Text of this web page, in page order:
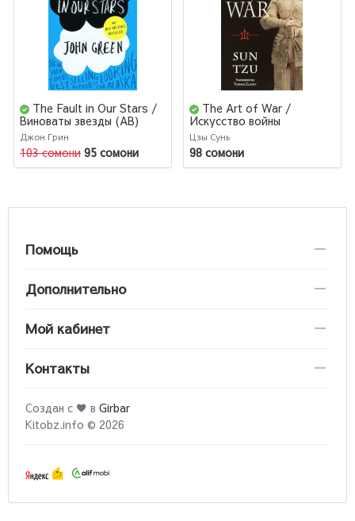
The Fault in Our Stars /
Виноваты звезды (AB)
Джон Грин
103 сомони 95 сомони
The Art of War /
Искусство войны
Цзы Сунь
98 сомони
Помощь
Дополнительно
Мой кабинет
Контакты
Создан с ♥ в Girbar
Kitobz.info © 2026